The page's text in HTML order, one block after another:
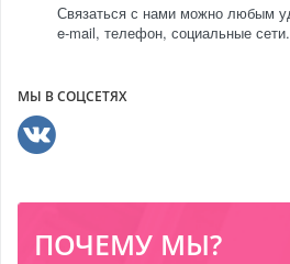
Связаться с нами можно любым
e-mail, телефон, социальные сети.
МЫ В СОЦСЕТЯХ
ПОЧЕМУ МЫ?